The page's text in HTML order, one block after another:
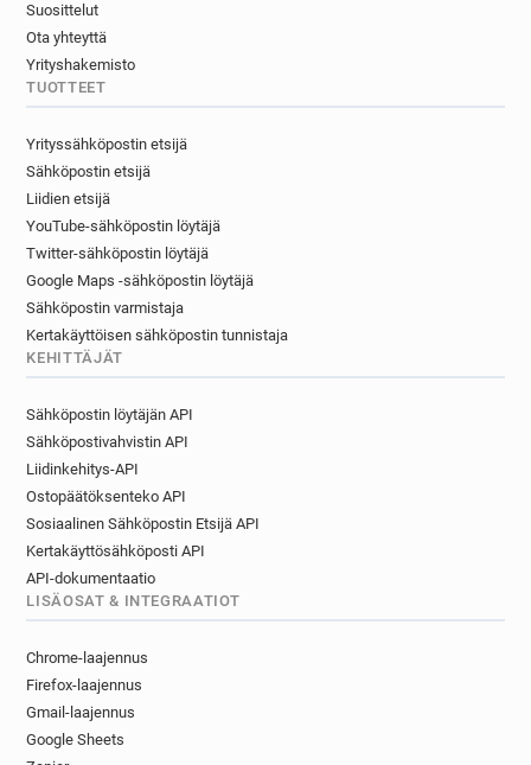
Suosittelut
Ota yhteyttä
Yrityshakemisto
TUOTTEET
Yrityssähköpostin etsijä
Sähköpostin etsijä
Liidien etsijä
YouTube-sähköpostin löytäjä
Twitter-sähköpostin löytäjä
Google Maps -sähköpostin löytäjä
Sähköpostin varmistaja
Kertakäyttöisen sähköpostin tunnistaja
KEHITTÄJÄT
Sähköpostin löytäjän API
Sähköpostivahvistin API
Liidinkehitys-API
Ostopäätöksenteko API
Sosiaalinen Sähköpostin Etsijä API
Kertakäyttösähköposti API
API-dokumentaatio
LISÄOSAT & INTEGRAATIOT
Chrome-laajennus
Firefox-laajennus
Gmail-laajennus
Google Sheets